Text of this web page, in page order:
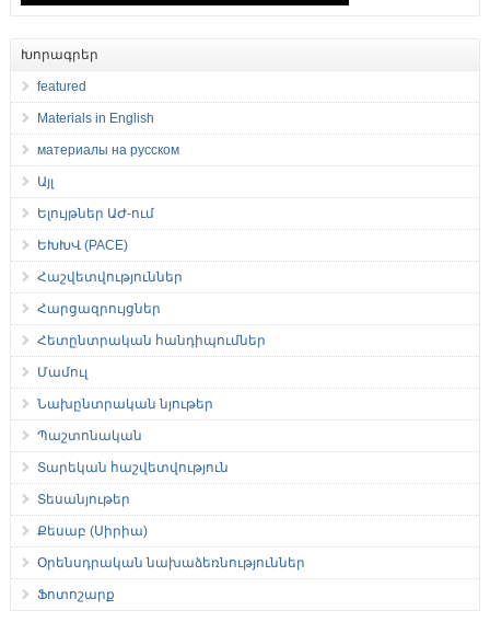
Խորագրեր
featured
Materials in English
материалы на русском
Այլ
Ելույթներ ԱԺ-ում
ԵԽԽՎ (PACE)
Հաշվետվություններ
Հարցազրույցներ
Հետընտրական հանդիպումներ
Մամուլ
Նախընտրական նյութեր
Պաշտոնական
Տարեկան հաշվետվություն
Տեսանյութեր
Քեսաբ (Սիրիա)
Օրենսդրական նախաձեռնություններ
Ֆոտոշարք